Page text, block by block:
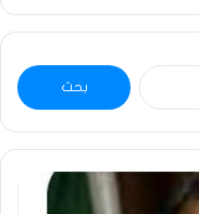
البحث
عن: